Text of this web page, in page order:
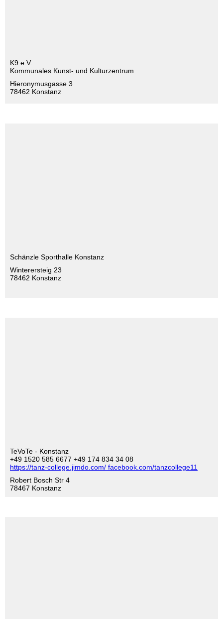
K9 e.V.
Kommunales Kunst- und Kulturzentrum
Hieronymusgasse 3
78462 Konstanz
Schänzle Sporthalle Konstanz
Winterersteig 23
78462 Konstanz
TeVoTe - Konstanz
+49 1520 585 6677 +49 174 834 34 08
https://tanz-college.jimdo.com/ facebook.com/tanzcollege11
Robert Bosch Str 4
78467 Konstanz